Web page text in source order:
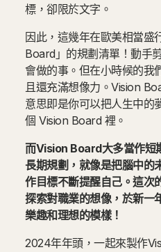
標，卻限於文字。
因此，這幾年在歐美相當盛
Board」的規劃清單！動手
會做的事。但在小時候的我
且還充滿想像力。Vision
意思即是你可以把人生中的
個 Vision Board 裡。
而Vision Board大多當作短
長期規劃，就像是把腦中的
作目標不斷提醒自己。這
探索對職業的想像，於新一
樂趣和理想的模樣！
2024年年頭，一起來製作